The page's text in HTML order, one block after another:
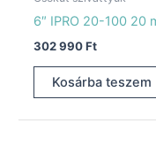
6″ IPRO 20-100 20
302 990Ft
Kosárba teszem